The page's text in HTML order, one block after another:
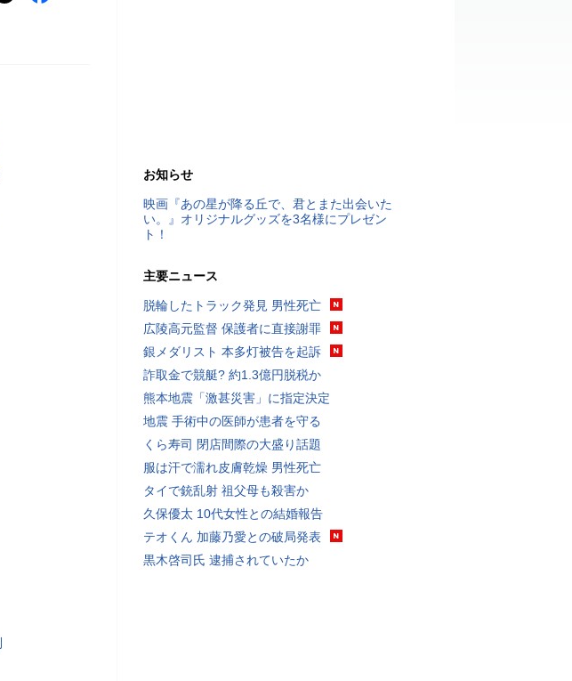
お知らせ
映画『あの星が降る丘で、君とまた出会いた
い。』オリジナルグッズを3名様にプレゼン
ト！
主要ニュース
脱輪したトラック発見 男性死亡
広陵高元監督 保護者に直接謝罪
銀メダリスト 本多灯被告を起訴
詐取金で競艇? 約1.3億円脱税か
熊本地震「激甚災害」に指定決定
地震 手術中の医師が患者を守る
くら寿司 閉店間際の大盛り話題
服は汗で濡れ皮膚乾燥 男性死亡
タイで銃乱射 祖父母も殺害か
久保優太 10代女性との結婚報告
テオくん 加藤乃愛との破局発表
黒木啓司氏 逮捕されていたか